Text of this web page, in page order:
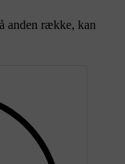
anden række, kan